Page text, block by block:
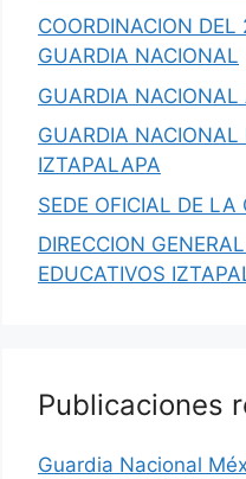
COORDINACION DEL
GUARDIA NACIONAL
GUARDIA
GUARDIA NACIONAL
IZTAPALAPA
SEDE OFICIAL DE
DIRECCION
EDUCATIVOS
Publicaciones
Guardia Nacional